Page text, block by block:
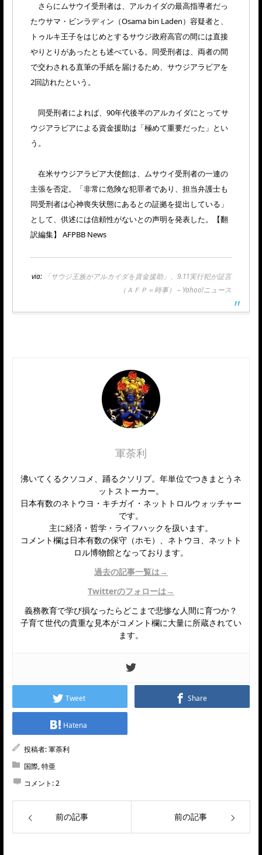
さらにムサウイ受刑者は、アルカイダの最高指導者だっ
たウサマ・ビンラディン（Osama bin Laden）容疑者と、
トゥルキ王子をはじめとするサウジ政府高官の間には直接
やりとりがあったとも述べている。同受刑者は、両者の間
で交わされる直筆の手紙を届けるため、サウジアラビアを
2回訪れたという。
同受刑者によれば、90年代後半のアルカイダにとってサ
ウジアラビアによる資金援助は「極めて重要だった」とい
う。
在米サウジアラビア大使館は、ムサウイ受刑者の一連の
主張を否定。「非常に危険な犯罪者であり、担当弁護士も
同受刑者は心神喪失状態にあるとの証拠を提出している」
として、供述には信頼性がないとの声明を発表した。【翻
訳編集】 AFPBB News
via:
「サウジ王族がアルカイダを資金援助」、9.11実行犯が証言
（ＡＦＰ＝時事） – Yahoo!ニュース
軍荼利
沸いてくるクソコメ、踊るクソリプ。年単位でつきまとうネ
ットストーカー。
日本有数のネトウヨ・キチガイ・ネットトロルウォッチャー
です。
主に経済・哲学・ライフハックを扱います。
コメント欄は日本有数の保守（ホモ）、ネトウヨ、ネットト
ロル博物館となっております。
過去の記事一覧は→
Twitterのフォローは→
義務教育で学び損なったらどこまで悲惨な人間に育つか？
子育て世代の貴重な見本がコメント欄に大量に所蔵されてい
ます。
Tweet Share
Hatena
投稿者:軍荼利
国際,特亜
コメント:2
前の記事 前の記事